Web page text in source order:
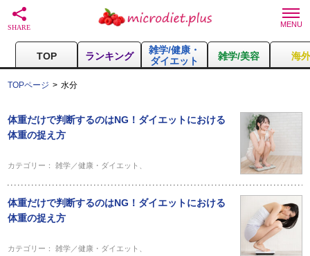
TOP ランキング
雑学/健康・
ダイエット
雑学/美容 海
TOPページ 水分
体重だけで判断するのはNG！ダイエットにおける
体重の捉え方
カテゴリー：雑学／健康・ダイエット
体重だけで判断するのはNG！ダイエットにおける
体重の捉え方
カテゴリー：雑学／健康・ダイエット